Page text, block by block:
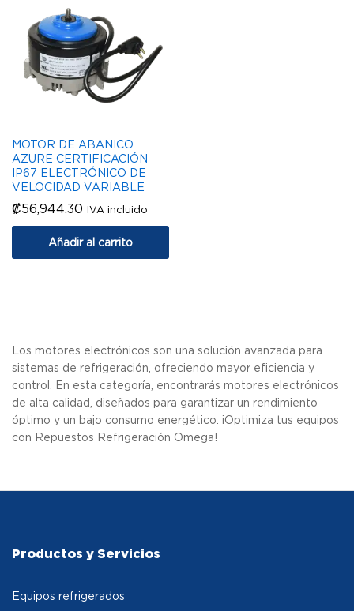
MOTOR DE ABANICO
AZURE CERTIFICACIÓN
IP67 ELECTRÓNICO DE
VELOCIDAD VARIABLE
₡56,944.30 IVA incluido
Añadir al carrito
Los motores electrónicos son una solución avanzada para
sistemas de refrigeración, ofreciendo mayor eficiencia y
control. En esta categoría, encontrarás motores electrónicos
de alta calidad, diseñados para garantizar un rendimiento
óptimo y un bajo consumo energético. ¡Optimiza tus equipos
con Repuestos Refrigeración Omega!
Productos y Servicios
Equipos refrigerados